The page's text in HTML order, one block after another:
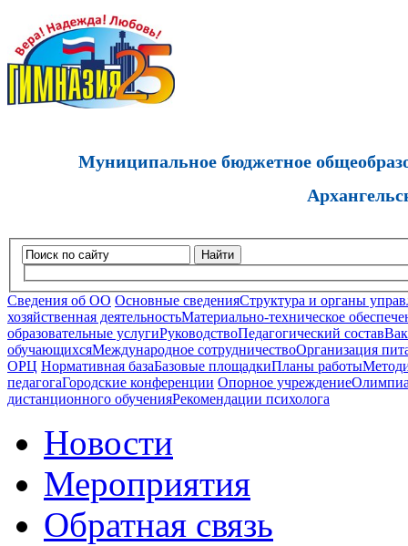
Муниципальное бюджетное
Найти
Сведения об ОО Основные сведенияСтруктура и органы
хозяйственная деятельностьМатериально-техническое
образовательные услугиРуководствоПедагогический состав
обучающихсяМеждународное сотрудничествоОрганизация
ОРЦ Нормативная базаБазовые площадкиПланы работы
педагогаГородские конференции Опорное учреждение
дистанционного обученияРекомендации психолога
Новости
Мероприятия
Обратная связь